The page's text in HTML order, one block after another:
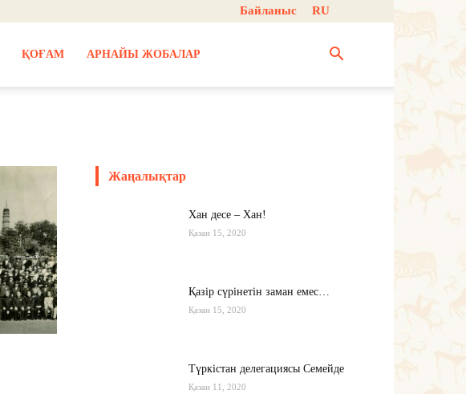
Байланыс RU
ҚОҒАМ АРНАЙЫ ЖОБАЛАР
Жаңалықтар
Хан десе – Хан!
Қазан 15, 2020
Қазір сүрінетін заман емес…
Қазан 15, 2020
Түркістан делегациясы Семейде
Қазан 11, 2020